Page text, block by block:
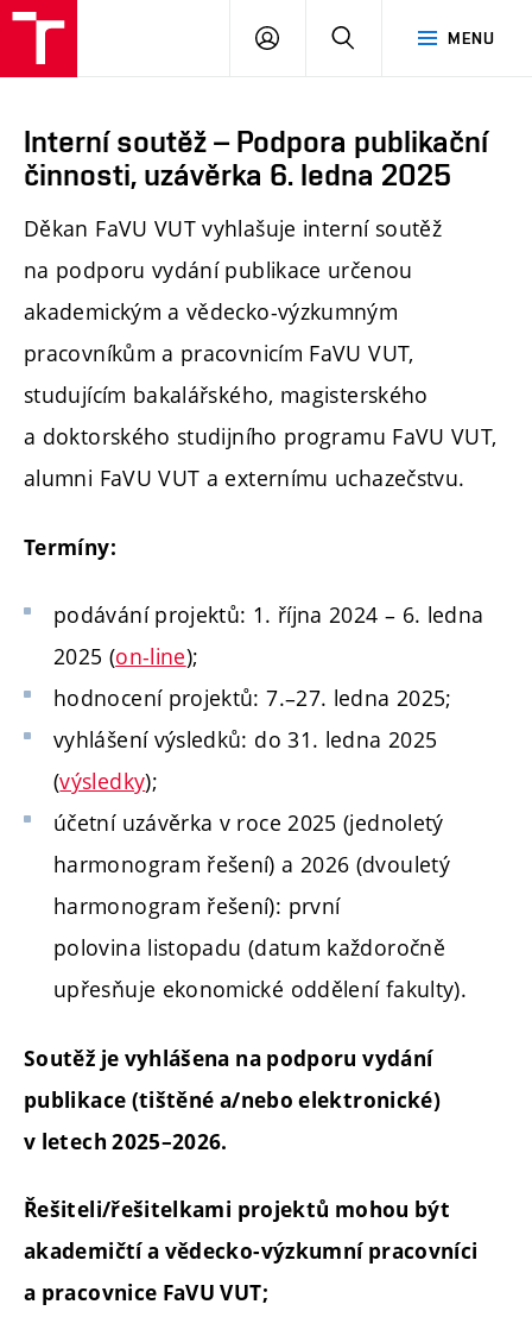
MENU
PŘIHLÁSIT
Interní soutěž – Podpora publikační
činnosti, uzávěrka 6. ledna 2025
Děkan FaVU VUT vyhlašuje interní soutěž
na podporu vydání publikace určenou
akademickým a vědecko-výzkumným
pracovníkům a pracovnicím FaVU VUT,
studujícím bakalářského, magisterského
a doktorského studijního programu FaVU VUT,
alumni FaVU VUT a externímu uchazečstvu.
Termíny:
podávání projektů: 1. října 2024 – 6. ledna
2025 (on-line);
hodnocení projektů: 7.–27. ledna 2025;
vyhlášení výsledků: do 31. ledna 2025
(výsledky);
účetní uzávěrka v roce 2025 (jednoletý
harmonogram řešení) a 2026 (dvouletý
harmonogram řešení): první
polovina listopadu (datum každoročně
upřesňuje ekonomické oddělení fakulty).
Soutěž je vyhlášena na podporu vydání
publikace (tištěné a/nebo elektronické)
v letech 2025–2026.
Řešiteli/řešitelkami projektů mohou být
akademičtí a vědecko-výzkumní pracovníci
a pracovnice FaVU VUT;